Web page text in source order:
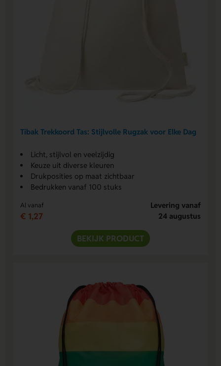
Tibak Trekkoord Tas: Stijlvolle Rugzak voor Elke Dag
Licht, stijlvol en veelzijdig
Keuze uit diverse kleuren
Drukposities op maat zichtbaar
Bedrukken vanaf 100 stuks
Al vanaf
€ 1,27
Levering vanaf
24 augustus
BEKIJK PRODUCT